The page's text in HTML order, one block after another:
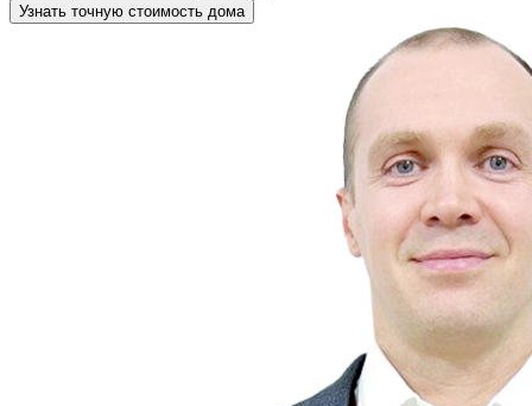
Узнать точную стоимость дома